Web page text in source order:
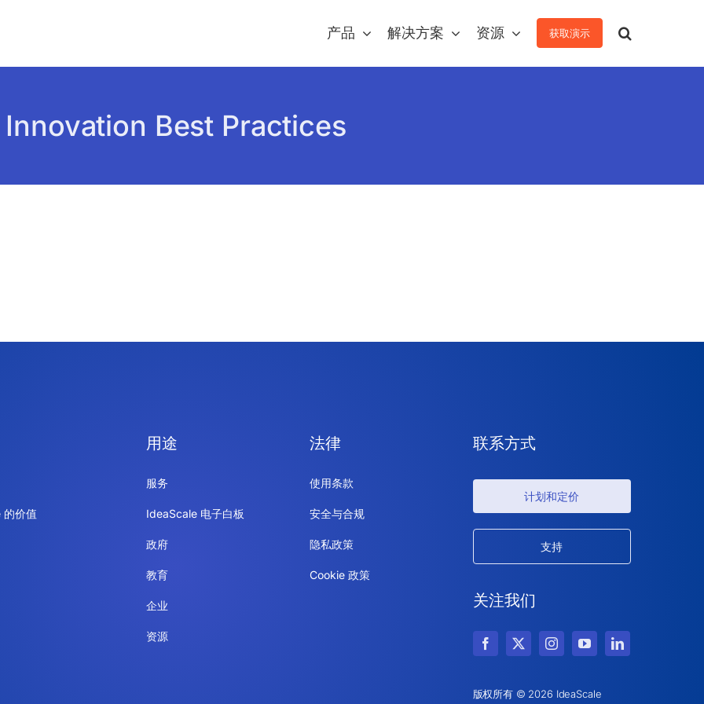
产品 解决方案 资源 获取演示
Innovation Best Practices
的价值
用途
服务
IdeaScale 电子白板
政府
教育
企业
资源
法律
使用条款
安全与合规
隐私政策
Cookie 政策
联系方式
计划和定价
支持
关注我们
版权所有 © 2026 IdeaScale